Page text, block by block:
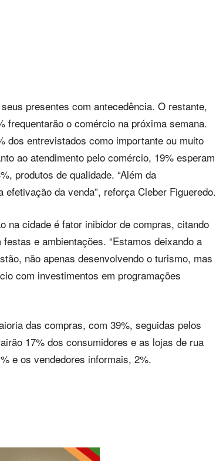
presentes com antecedência. O restante,
o comércio na próxima semana.
dos entrevistados como importante ou muito
ao atendimento pelo comércio, 19% esperam
produtos de qualidade. “Além da
da venda”, reforça Cleber Figueredo.
na cidade é fator inibidor de compras, citando
e ambientações. “Estamos deixando a
não apenas desenvolvendo o turismo, mas
com investimentos em programações
das compras, com 39%, seguidas pelos
17% dos consumidores e as lojas de rua
e os vendedores informais, 2%.